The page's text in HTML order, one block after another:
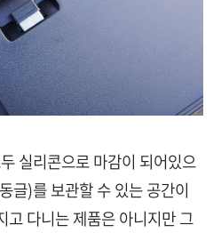
실리콘으로 마감이 되어있으
글)를 보관할 수 있는 공간이
고 다니는 제품은 아니지만 그